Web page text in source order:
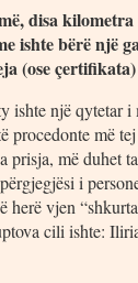
disa
ishte bërë një
çertifikata)
një qytetar i
më
prisja, më duhet
i
vjen
cili ishte: